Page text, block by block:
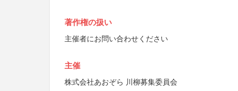
著作権の扱い
主催者にお問い合わせください
主催
株式会社あおぞら 川柳募集委員会